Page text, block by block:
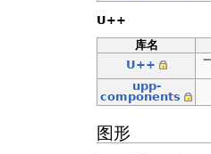
U++
库名
U++
upp-
components
图形